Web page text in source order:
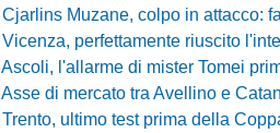
Cjarlins Muzane, colpo in attacco:
Vicenza, perfettamente riuscito l'intervento per
Ascoli, l'allarme di mister Tomei prima del Potenza: «Mettiamoci
Asse di mercato tra Avellino e Catania: idea di
Trento, ultimo test prima della Coppa Italia: al Briamasco